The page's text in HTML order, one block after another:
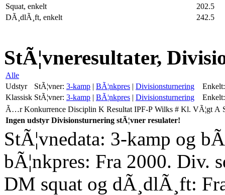
Squat, enkelt
202.5
DÃ¸dlÃ¸ft, enkelt
242.5
StÃ¦vneresultater,
Alle
Udstyr
StÃ¦vner: 3-kamp | BÃ¦nkpres | Divisionsturnering
Enkelt:
Klassisk StÃ¦vner: 3-kamp | BÃ¦nkpres | Divisionsturnering
Enkelt:
Ã…r Konkurrence Disciplin K Resultat IPF-P Wilks # Kl. VÃ¦gt A
Ingen udstyr Divisionsturnering stÃ¦vner resulater!
StÃ¦vnedata: 3-kamp og
bÃ¦nkpres: Fra 2000. Div.
DM squat og dÃ¸dlÃ¸ft: